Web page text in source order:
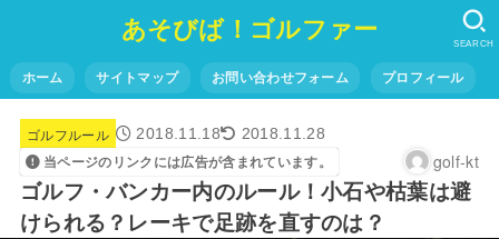
あそびば！ゴルファー
ホーム サイトマップ お問い合わせフォーム プロフィール
SEARCH
ゴルフルール 2018.11.18 2018.11.28
当ページのリンクには広告が含まれています。 golf-kt
ゴルフ・バンカー内のルール！小石や枯葉は避
けられる？レーキで足跡を直すのは？